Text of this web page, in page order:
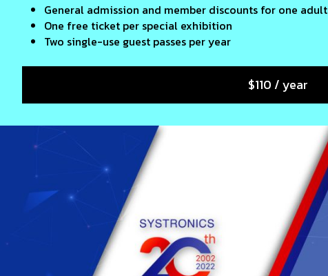
General admission and member discounts for one adult
One free ticket per special exhibition
Two single-use guest passes per year
$110 / year